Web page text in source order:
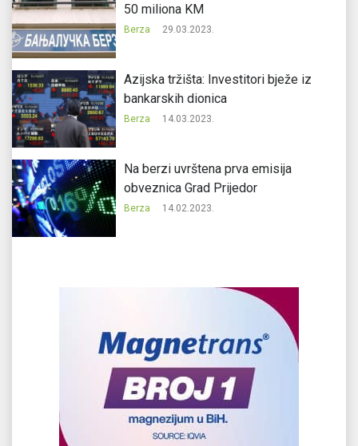
50 miliona KM
Berza 29.03.2023.
Azijska tržišta: Investitori bježe iz
bankarskih dionica
Berza 14.03.2023.
Na berzi uvrštena prva emisija
obveznica Grad Prijedor
Berza 14.02.2023.